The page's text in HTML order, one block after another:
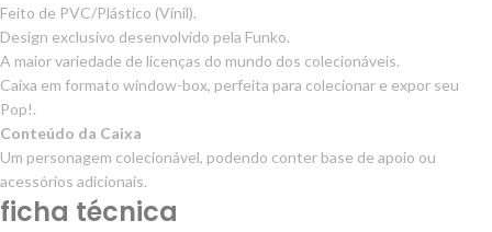
Feito de PVC/Plástico (Vinil).
Design exclusivo desenvolvido pela Funko.
A maior variedade de licenças do mundo dos colecionáveis.
Caixa em formato window-box, perfeita para colecionar e expor seu
Pop!.
Conteúdo da Caixa
Um personagem colecionável, podendo conter base de apoio ou
acessórios adicionais.
ficha técnica